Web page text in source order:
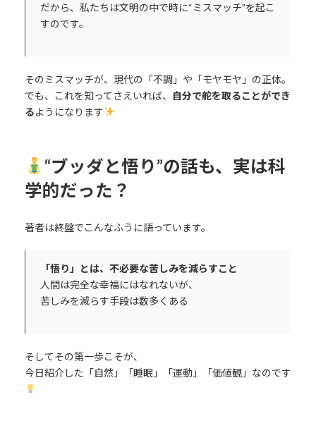
だから、私たちは文明の中で時に“ミスマッチ”を起こ
すのです。
そのミスマッチが、現代の「不調」や「モヤモヤ」の正体。
でも、これを知ってさえいれば、
自分で舵を取ることができ
るようになります
“ブッダと悟り”の話も、実は科
学的だった？
著者は終盤でこんなふうに語っています。
「悟り」とは、不必要な苦しみを減らすこと
人間は完全な幸福にはなれないが、
苦しみを減らす手段は数多くある
そしてその第一歩こそが、
今日紹介した「自然」「睡眠」「運動」「価値観」なのです